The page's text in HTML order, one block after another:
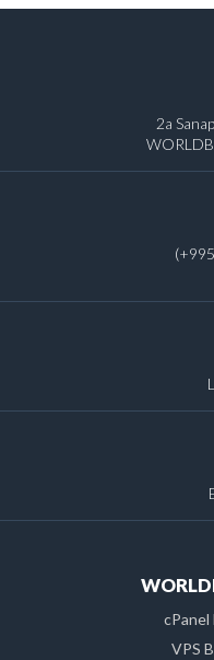
2a
cPanel
VPS